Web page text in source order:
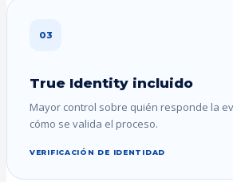
03
True Identity incluido
Mayor control sobre quién responde la
cómo se valida el proceso.
VERIFICACIÓN DE IDENTIDAD